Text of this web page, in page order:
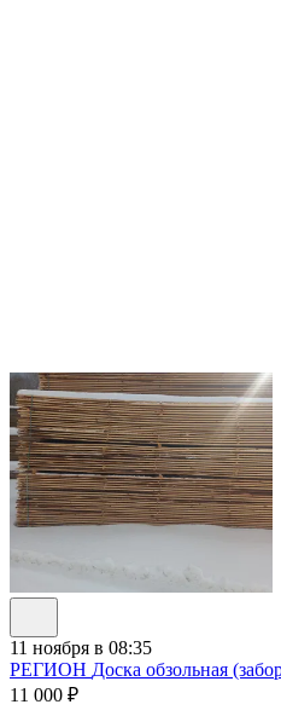
11 ноября в 08:35
РЕГИОН Доска обзольная
11 000 ₽